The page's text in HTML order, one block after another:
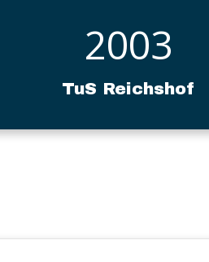
2003
TuS Reichshof